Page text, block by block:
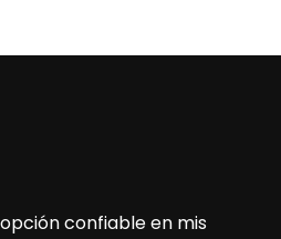
confiable en mis